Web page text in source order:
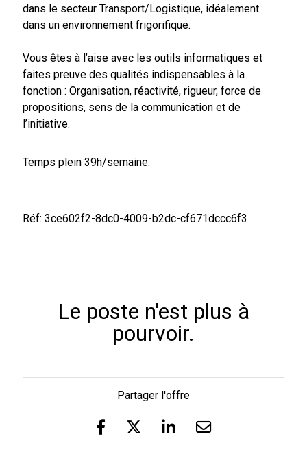
dans le secteur Transport/Logistique, idéalement
dans un environnement frigorifique.
Vous êtes à l’aise avec les outils informatiques et
faites preuve des qualités indispensables à la
fonction : Organisation, réactivité, rigueur, force de
propositions, sens de la communication et de
l’initiative.
Temps plein 39h/semaine.
Réf: 3ce602f2-8dc0-4009-b2dc-cf671dccc6f3
Le poste n'est plus à
pourvoir.
Partager l'offre